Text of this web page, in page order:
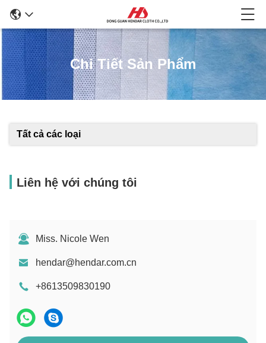
Chi Tiết Sản Phẩm
Tất cả các loại
Liên hệ với chúng tôi
Miss. Nicole Wen
hendar@hendar.com.cn
+8613509830190